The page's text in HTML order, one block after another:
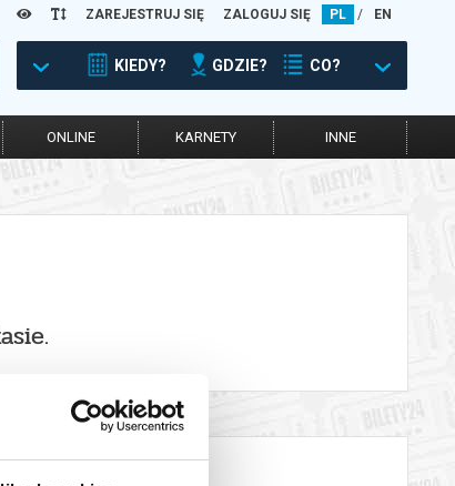
ZAREJESTRUJ SIĘ ZALOGUJ SIĘ PL / EN
KIEDY? GDZIE? CO?
ONLINE KARNETY INNE